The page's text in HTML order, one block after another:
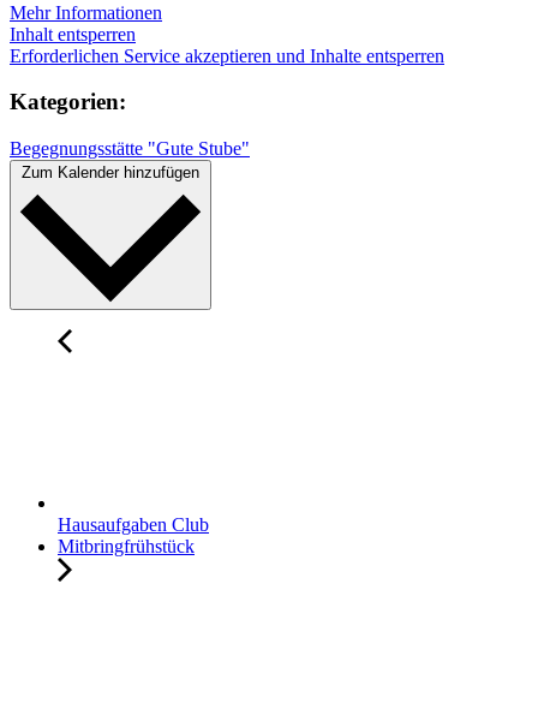
Mehr Informationen
Inhalt entsperren
Erforderlichen Service akzeptieren und Inhalte entsperren
Kategorien:
Begegnungsstätte "Gute Stube"
Hausaufgaben Club
Mitbringfrühstück